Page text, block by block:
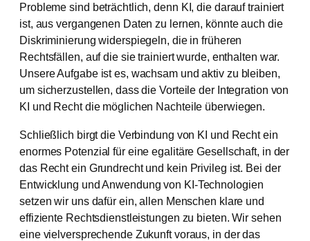
Probleme sind beträchtlich, denn KI, die darauf trainiert
ist, aus vergangenen Daten zu lernen, könnte auch die
Diskriminierung widerspiegeln, die in früheren
Rechtsfällen, auf die sie trainiert wurde, enthalten war.
Unsere Aufgabe ist es, wachsam und aktiv zu bleiben,
um sicherzustellen, dass die Vorteile der Integration von
KI und Recht die möglichen Nachteile überwiegen.
Schließlich birgt die Verbindung von KI und Recht ein
enormes Potenzial für eine egalitäre Gesellschaft, in der
das Recht ein Grundrecht und kein Privileg ist. Bei der
Entwicklung und Anwendung von KI-Technologien
setzen wir uns dafür ein, allen Menschen klare und
effiziente Rechtsdienstleistungen zu bieten. Wir sehen
eine vielversprechende Zukunft voraus, in der das